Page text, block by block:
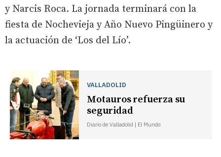
y Narcis Roca. La jornada terminará con la
fiesta de Nochevieja y Año Nuevo Pingüinero y
la actuación de ‘Los del Lío’.
VALLADOLID
Motauros refuerza su
seguridad
Diario de Valladolid | El Mundo